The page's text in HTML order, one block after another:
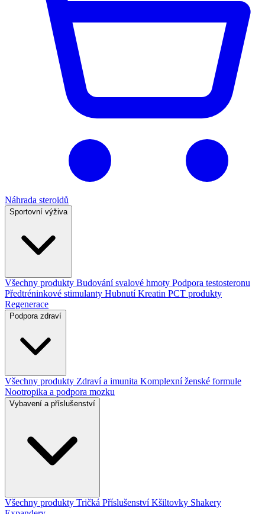
Náhrada steroidů
Sportovní výživa
Všechny produkty Budování svalové hmoty Podpora testosteronu
Předtréninkové stimulanty HubnutíKreatin PCT produkty
Regenerace
Podpora zdraví
Všechny produkty Zdraví a imunita Komplexní ženské formule
Nootropika a podpora mozku
Vybavení a příslušenství
Všechny produkty Tričká PříslušenstvíKšiltovky Shakery